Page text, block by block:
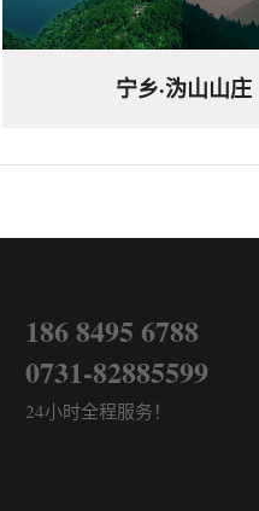
宁乡·沩山山庄
186 8495 6788
0731-82885599
24小时全程服务！